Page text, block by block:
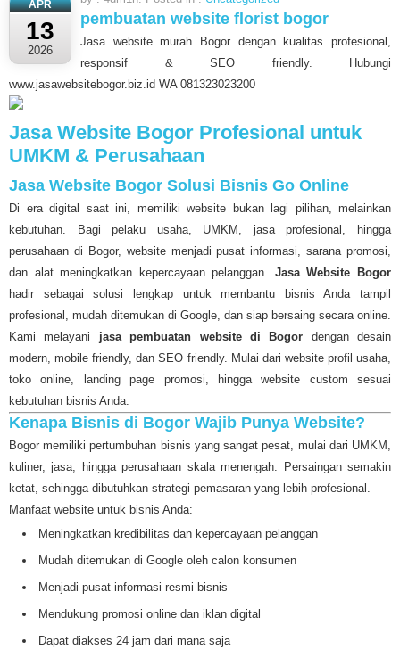
APR
13
2026
pembuatan website florist bogor
Jasa website murah Bogor dengan kualitas profesional,
responsif & SEO friendly. Hubungi
www.jasawebsitebogor.biz.id WA 081323023200
Jasa Website Bogor Profesional untuk
UMKM & Perusahaan
Jasa Website Bogor Solusi Bisnis Go Online
Di era digital saat ini, memiliki website bukan lagi pilihan, melainkan
kebutuhan. Bagi pelaku usaha, UMKM, jasa profesional, hingga
perusahaan di Bogor, website menjadi pusat informasi, sarana promosi,
dan alat meningkatkan kepercayaan pelanggan. Jasa Website Bogor
hadir sebagai solusi lengkap untuk membantu bisnis Anda tampil
profesional, mudah ditemukan di Google, dan siap bersaing secara online.
Kami melayani jasa pembuatan website di Bogor dengan desain
modern, mobile friendly, dan SEO friendly. Mulai dari website profil usaha,
toko online, landing page promosi, hingga website custom sesuai
kebutuhan bisnis Anda.
Kenapa Bisnis di Bogor Wajib Punya Website?
Bogor memiliki pertumbuhan bisnis yang sangat pesat, mulai dari UMKM,
kuliner, jasa, hingga perusahaan skala menengah. Persaingan semakin
ketat, sehingga dibutuhkan strategi pemasaran yang lebih profesional.
Manfaat website untuk bisnis Anda:
Meningkatkan kredibilitas dan kepercayaan pelanggan
Mudah ditemukan di Google oleh calon konsumen
Menjadi pusat informasi resmi bisnis
Mendukung promosi online dan iklan digital
Dapat diakses 24 jam dari mana saja